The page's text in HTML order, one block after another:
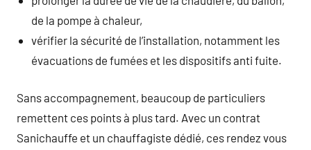
de la pompe à chaleur,
vérifier la sécurité de l’installation, notamment les
évacuations de fumées et les dispositifs anti fuite.
Sans accompagnement, beaucoup de particuliers
remettent ces points à plus tard. Avec un contrat
Sanichauffe et un chauffagiste dédié, ces rendez vous